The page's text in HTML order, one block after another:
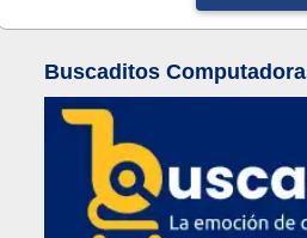
Buscaditos